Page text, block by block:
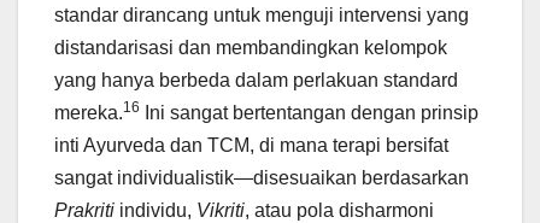
standar dirancang untuk menguji intervensi yang
distandarisasi dan membandingkan kelompok
yang hanya berbeda dalam perlakuan standard
mereka.16
Ini sangat bertentangan dengan prinsip
inti Ayurveda dan TCM, di mana terapi bersifat
sangat individualistik—disesuaikan berdasarkan
Prakriti individu, Vikriti, atau pola disharmoni